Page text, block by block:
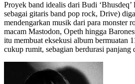
Proyek band idealis dari Budi
sebagai gitaris band pop rock, Drive)
mendengarkan musik dari para monster
macam Mastodon, Opeth hingga
itu membuat eksekusi album bermuatan
cukup rumit, sebagian berdurasi panjang